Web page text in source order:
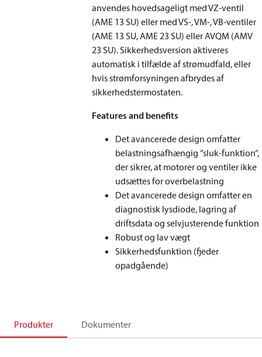
anvendes hovedsageligt med VZ-ventil
(AME 13 SU) eller med VS-, VM-, VB-ventiler
(AME 13 SU, AME 23 SU) eller AVQM (AMV
23 SU). Sikkerhedsversion aktiveres
automatisk i tilfælde af strømudfald, eller
hvis strømforsyningen afbrydes af
sikkerhedstermostaten.
Features and benefits
Det avancerede design omfatter
belastningsafhængig ”sluk-funktion”,
der sikrer, at motorer og ventiler ikke
udsættes for overbelastning
Det avancerede design omfatter en
diagnostisk lysdiode, lagring af
driftsdata og selvjusterende funktion
Robust og lav vægt
Sikkerhedsfunktion (fjeder
opadgående)
Produkter Dokumenter